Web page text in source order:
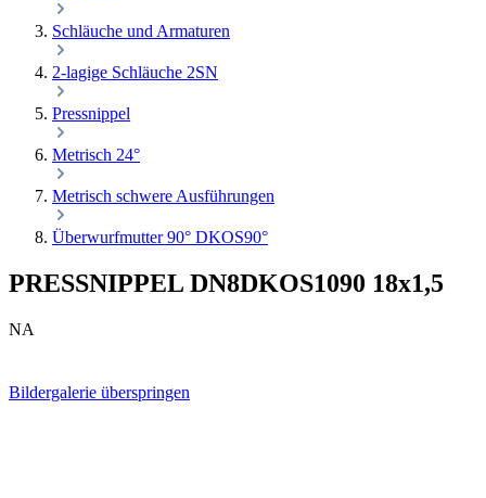
Schläuche und Armaturen
2-lagige Schläuche 2SN
Pressnippel
Metrisch 24°
Metrisch schwere Ausführungen
Überwurfmutter 90° DKOS90°
PRESSNIPPEL DN8DKOS1090 18x1,5
NA
Bildergalerie überspringen